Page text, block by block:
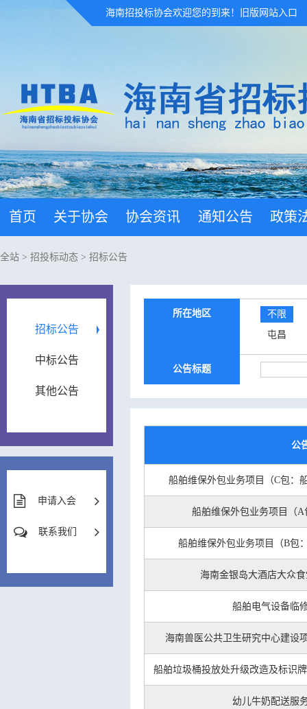
海南招投标协会欢迎您的到来！ 旧版网站入口
首页 关于协会 协会资讯 通知公告 政策
全站 > 招投标动态 > 招标公告
招标公告
中标公告
其他公告
申请入会
联系我们
所在地区
不限
屯昌
公告标题
公
船舶维保外包业务项目（C包：
船舶维保外包业务项目（
船舶维保外包业务项目（B包
海南金银岛大酒店大众
船舶电气设备临
海南兽医公共卫生研究中心建设
船舶垃圾桶投放处升级改造及标识
幼儿牛奶配送服